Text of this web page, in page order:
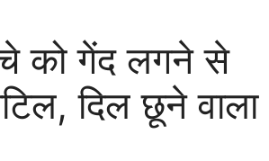
को गेंद लगने से
दिल छूने वाला